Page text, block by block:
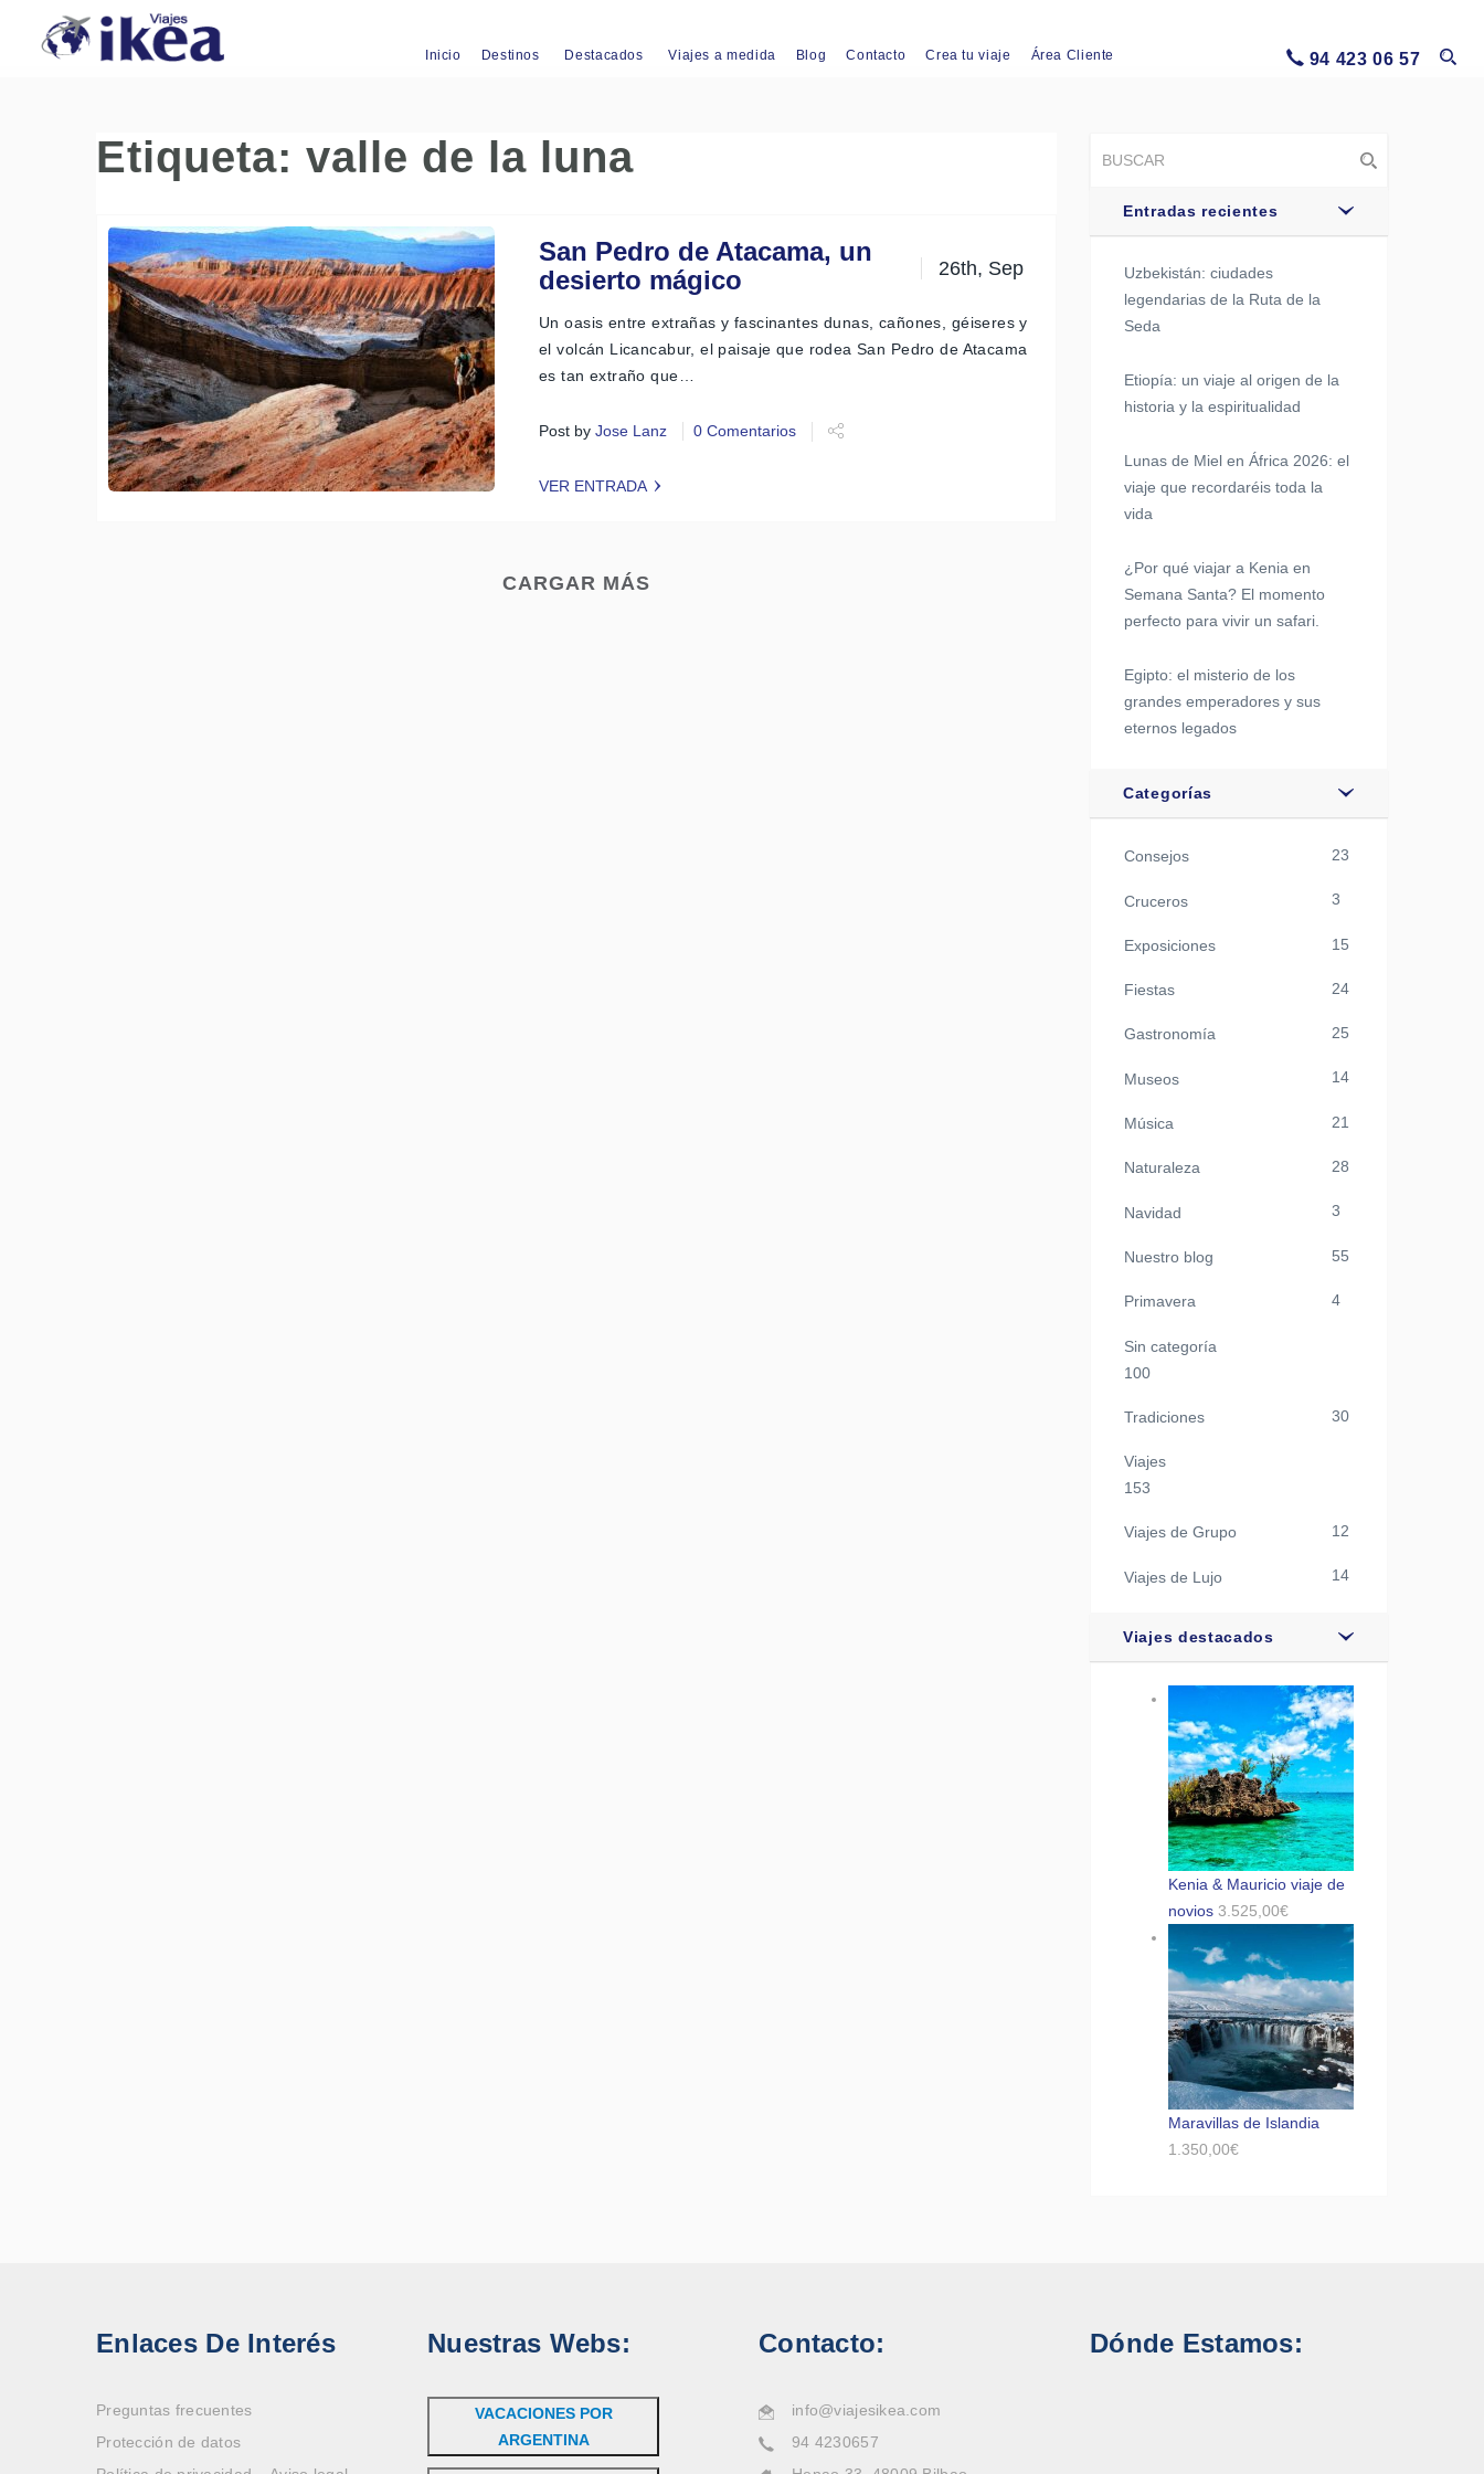
Inicio Destinos Destacados Viajes a medida Blog Contacto Crea tu viaje Área Cliente 94 423 06 57
Etiqueta: valle de la luna
San Pedro de Atacama, un
desierto mágico
26th, Sep
Un oasis entre extrañas y fascinantes dunas, cañones, géiseres y
el volcán Licancabur, el paisaje que rodea San Pedro de Atacama
es tan extraño que…
Post by Jose Lanz 0 Comentarios
VER ENTRADA
CARGAR MÁS
Entradas recientes
Uzbekistán: ciudades
legendarias de la Ruta de la
Seda
Etiopía: un viaje al origen de la
historia y la espiritualidad
Lunas de Miel en África 2026: el
viaje que recordaréis toda la
vida
¿Por qué viajar a Kenia en
Semana Santa? El momento
perfecto para vivir un safari.
Egipto: el misterio de los
grandes emperadores y sus
eternos legados
Categorías
Consejos 23
Cruceros 3
Exposiciones 15
Fiestas 24
Gastronomía 25
Museos 14
Música 21
Naturaleza 28
Navidad 3
Nuestro blog 55
Primavera 4
Sin categoría
100
Tradiciones 30
Viajes
153
Viajes de Grupo 12
Viajes de Lujo 14
Viajes destacados
Kenia & Mauricio viaje de
novios 3.525,00€
Maravillas de Islandia
1.350,00€
Enlaces De Interés
Preguntas frecuentes
Protección de datos
Nuestras Webs:
VACACIONES POR
ARGENTINA
Contacto:
info@viajesikea.com
94 4230657
Dónde Estamos: